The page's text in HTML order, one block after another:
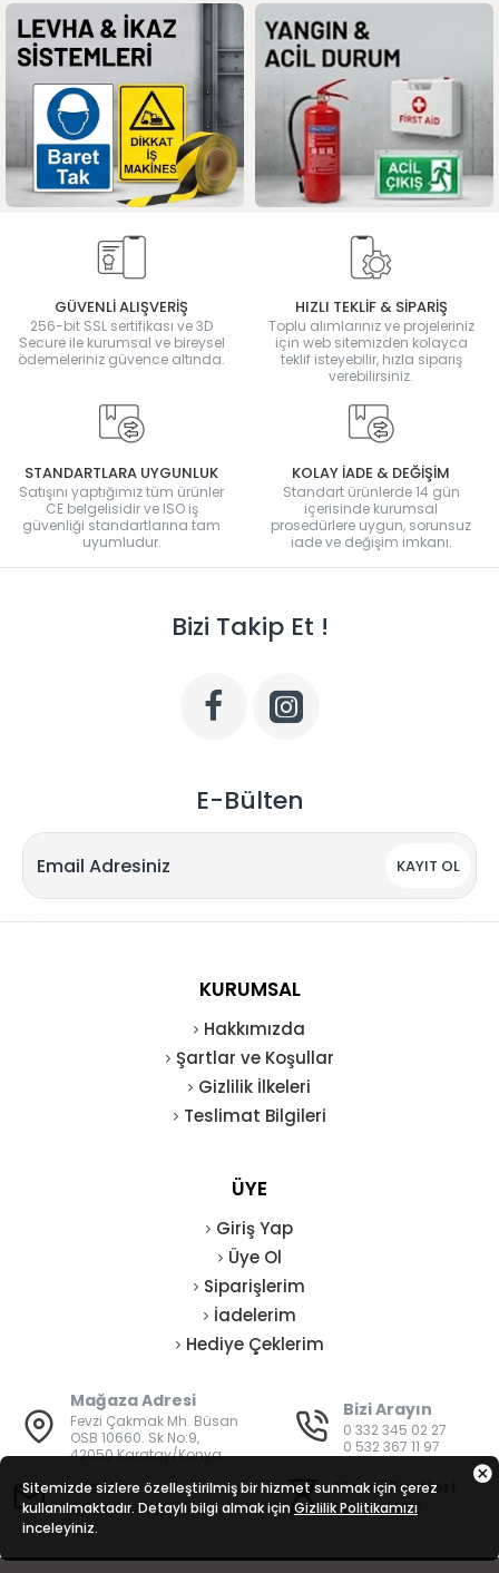
GÜVENLİ ALIŞVERİŞ
256-bit SSL sertifikası ve 3D
Secure ile kurumsal ve bireysel
ödemeleriniz güvence altında.
HIZLI TEKLİF & SİPARİŞ
Toplu alımlarınız ve projeleriniz
için web sitemizden kolayca
teklif isteyebilir, hızla sipariş
verebilirsiniz.
STANDARTLARA UYGUNLUK
Satışını yaptığımız tüm ürünler
CE belgelisidir ve ISO iş
güvenliği standartlarına tam
uyumludur.
KOLAY İADE & DEĞİŞİM
Standart ürünlerde 14 gün
içerisinde kurumsal
prosedürlere uygun, sorunsuz
iade ve değişim imkanı.
Bizi Takip Et !
E-Bülten
KAYIT OL
KURUMSAL
Hakkımızda
Şartlar ve Koşullar
Gizlilik İlkeleri
Teslimat Bilgileri
ÜYE
Giriş Yap
Üye Ol
Siparişlerim
İadelerim
Hediye Çeklerim
Mağaza Adresi
Fevzi Çakmak Mh. Büsan
OSB 10660. Sk No:9,
42050 Karatay/Konya
Bizi Arayın
0 332 345 02 27
0 532 367 11 97
E-Posta
bilgi@vatanisguvenligi.com
Mesai Saatleri
08:00 - 19:00
Sitemizde sizlere özelleştirilmiş bir hizmet sunmak için çerez
kullanılmaktadır. Detaylı bilgi almak için Gizlilik Politikamızı
inceleyiniz.